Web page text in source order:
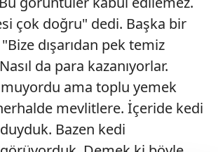
çok doğru" dedi. Başka bir
dışarıdan pek temiz
da para kazanıyorlar.
ama toplu yemek
mevlitlere. İçeride kedi
Bazen kedi